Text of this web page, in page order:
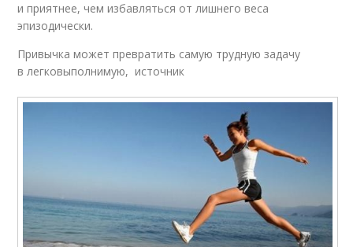
и приятнее, чем избавляться от лишнего веса
эпизодически.
Привычка может превратить самую трудную задачу
в легковыполнимую, источник